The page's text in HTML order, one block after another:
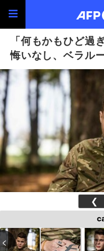
「何もかもひど過
悔いなし、ベラル
❮